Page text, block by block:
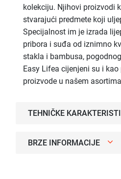
kolekciju. Njihovi proizvodi
stvarajući predmete koji
Specijalnost im je izrada
pribora i suđa od iznimno
stakla i bambusa,
Easy Lifea cijenjeni su i
proizvode u našem
TEHNIČKE
BRZE INFORMACIJE